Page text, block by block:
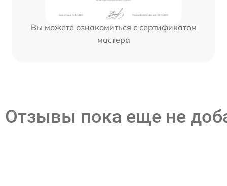
Вы можете ознакомиться с сертификатом
мастера
Отзывы пока еще не